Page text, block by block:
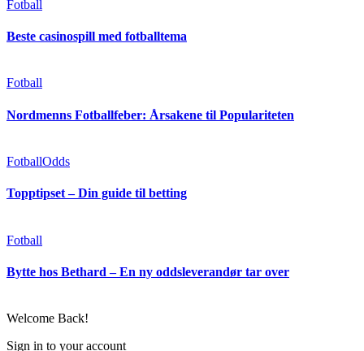
Fotball
Beste casinospill med fotballtema
Fotball
Nordmenns Fotballfeber: Årsakene til Populariteten
FotballOdds
Topptipset – Din guide til betting
Fotball
Bytte hos Bethard – En ny oddsleverandør tar over
Welcome Back!
Sign in to your account